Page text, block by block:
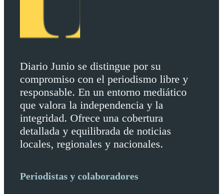
Diario Junio se distingue por su
compromiso con el periodismo libre y
responsable. En un entorno mediático
que valora la independencia y la
integridad. Ofrece una cobertura
detallada y equilibrada de noticias
locales, regionales y nacionales.
Periodistas y colaboradores